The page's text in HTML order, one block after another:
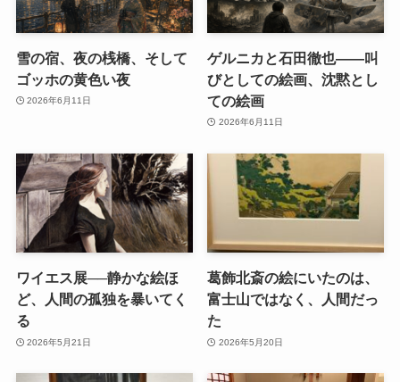
雪の宿、夜の桟橋、そして
ゴッホの黄色い夜
2026年6月11日
ゲルニカと石田徹也――叫
びとしての絵画、沈黙とし
ての絵画
2026年6月11日
ワイエス展──静かな絵ほ
ど、人間の孤独を暴いてく
る
2026年5月21日
葛飾北斎の絵にいたのは、
富士山ではなく、人間だっ
た
2026年5月20日